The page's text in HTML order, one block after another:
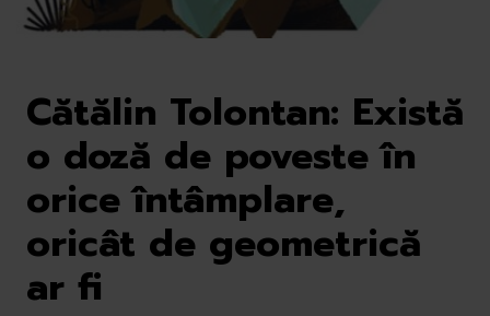
Cătălin Tolontan: Există
o doză de poveste în
orice întâmplare,
oricât de geometrică
ar fi